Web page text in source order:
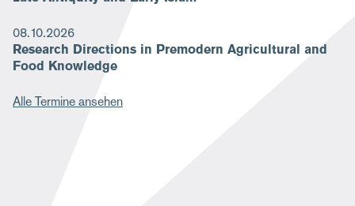
08.10.2026
Research Directions in Premodern Agricultural and
Food Knowledge
Alle Termine ansehen